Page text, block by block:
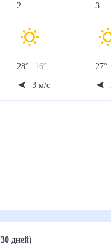
2
28° 16°
3 м/с
3
27°
(30 дней)